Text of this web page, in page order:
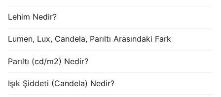
Lehim Nedir?
Lumen, Lux, Candela, Parıltı Arasındaki Fark
Parıltı (cd/m2) Nedir?
Işık Şiddeti (Candela) Nedir?